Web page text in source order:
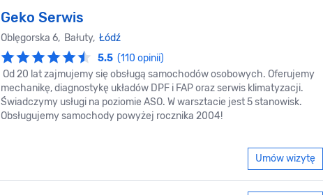
Geko Serwis
Oblęgorska 6, Bałuty, Łódź
5.5 (110 opinii)
Od 20 lat zajmujemy się obsługą samochodów osobowych. Oferujemy
mechanikę, diagnostykę układów DPF i FAP oraz serwis klimatyzacji.
Świadczymy usługi na poziomie ASO. W warsztacie jest 5 stanowisk.
Obsługujemy samochody powyżej rocznika 2004!
Umów wizytę